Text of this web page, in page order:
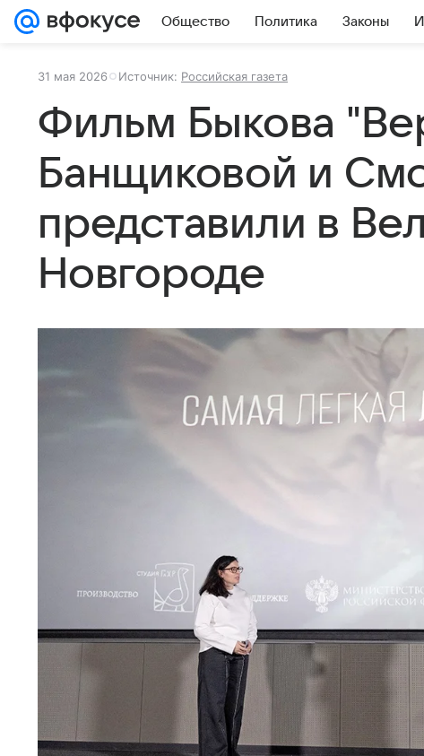
Общество Политика Законы
31 мая 2026 Источник: Российская газета
Фильм Быкова
Банщиковой и
представили в
Новгороде